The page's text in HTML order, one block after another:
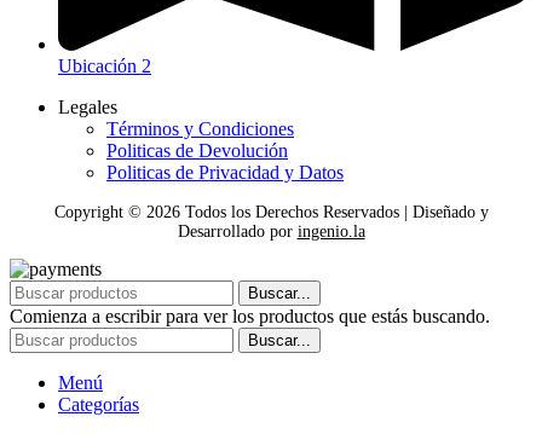
Ubicación 2
Legales
Términos y Condiciones
Politicas de Devolución
Politicas de Privacidad y Datos
Copyright © 2026Todos los Derechos Reservados | Diseñado y
Desarrollado por ingenio.la
Buscar...
Comienza a escribir para ver los productos que estás buscando.
Buscar...
Menú
Categorías